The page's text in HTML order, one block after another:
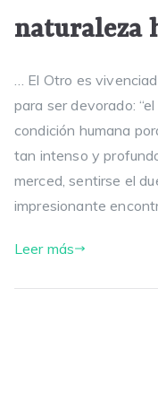
naturaleza
… El Otro es
para ser devorado:
condición humana
tan intenso y
merced, sentirse el
impresionante
Leer más